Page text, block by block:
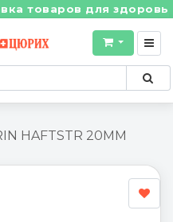
для здоровья
HAFTSTR 20MM